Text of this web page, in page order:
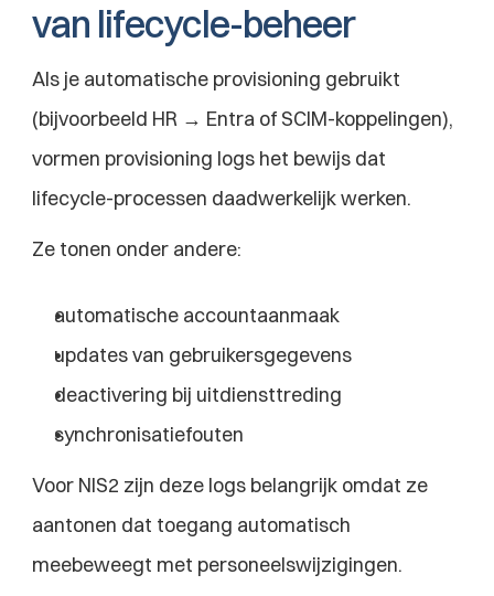
van lifecycle-beheer
Als je automatische provisioning gebruikt
(bijvoorbeeld HR → Entra of SCIM-koppelingen),
vormen provisioning logs het bewijs dat
lifecycle-processen daadwerkelijk werken.
Ze tonen onder andere:
automatische accountaanmaak
updates van gebruikersgegevens
deactivering bij uitdiensttreding
synchronisatiefouten
Voor NIS2 zijn deze logs belangrijk omdat ze
aantonen dat toegang automatisch
meebeweegt met personeelswijzigingen.